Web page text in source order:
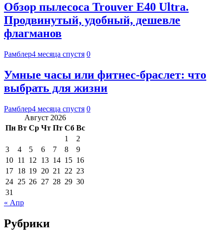
Обзор пылесоса Trouver E40 Ultra.
Продвинутый, удобный, дешевле
флагманов
Рамблер4 месяца спустя 0
Умные часы или фитнес-браслет: что
выбрать для жизни
Рамблер4 месяца спустя 0
Август 2026
Пн Вт Ср Чт Пт Сб Вс
1
2
3
4 5 6 7 8
9
10 11 12 13 14 15 16
17 18 19 20 21 22 23
24 25 26 27 28 29 30
31
« Апр
Рубрики